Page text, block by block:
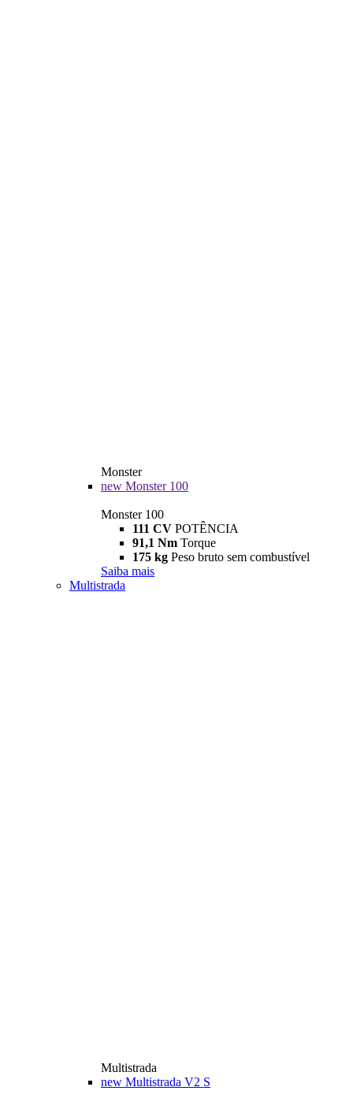
Monster
new Monster 100
Monster 100
111 CV POTÊNCIA
91,1 Nm Torque
175 kg Peso bruto sem combustível
Saiba mais
Multistrada
Multistrada
new Multistrada V2 S